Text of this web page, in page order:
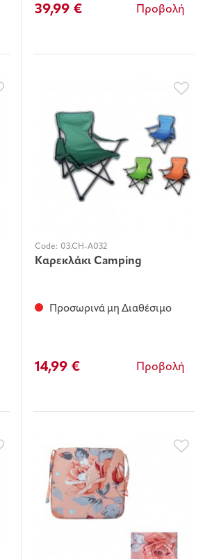
39,99 € Προβολή
Code: 03.CH-A032
Καρεκλάκι Camping
Προσωρινά μη Διαθέσιμο
14,99 € Προβολή